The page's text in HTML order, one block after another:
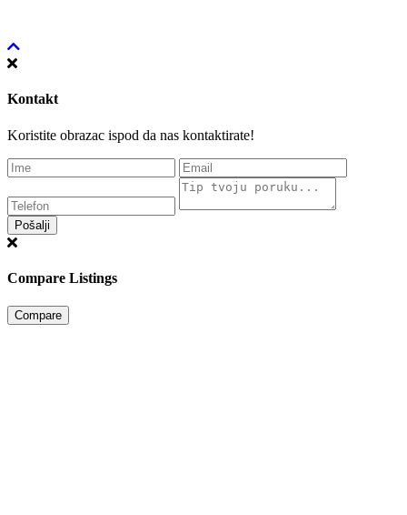
Kontakt
Koristite obrazac ispod da nas kontaktirate!
Pošalji
Compare Listings
Compare